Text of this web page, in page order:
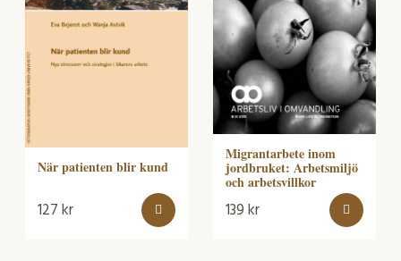
När patienten blir kund
127kr
Migrantarbete inom
jordbruket: Arbetsmiljö
och arbetsvillkor
139kr